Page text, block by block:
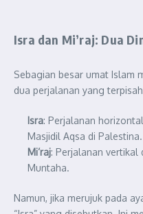
Isra dan Mi’raj: Dua
Sebagian besar umat Islam
dua perjalanan yang
Isra: Perjalanan
Masjidil Aqsa di Palestina.
Mi’raj: Perjalanan vertikal
Muntaha.
Namun, jika merujuk pada